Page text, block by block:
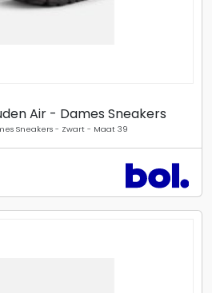
Air - Dames Sneakers
Sneakers - Zwart - Maat 39